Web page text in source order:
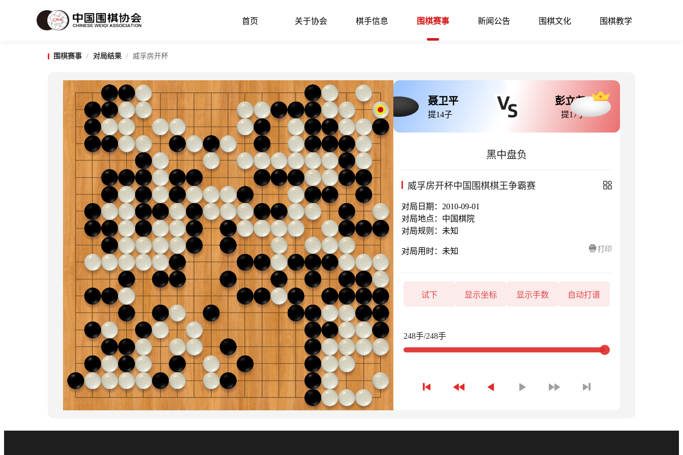
首页 关于协会 棋手信息 围棋赛事 新闻公告 围棋文化 围棋教学
围棋赛事 / 对局结果 / 威孚房开杯
聂卫平
提14子
彭立尧
提17子
黑中盘负
威孚房开杯中国围棋棋王争霸赛
对局日期：2010-09-01
对局地点：中国棋院
对局规则：未知
对局用时：未知 打印
试下 显示坐标 显示手数 自动打谱
248手/248手